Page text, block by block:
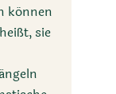
können
sie